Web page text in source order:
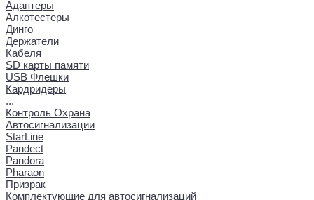
Адаптеры
Алкотестеры
Динго
Держатели
Кабеля
SD карты памяти
USB Флешки
Кардридеры
...
Контроль Охрана
Автосигнализации
StarLine
Pandect
Pandora
Pharaon
Призрак
Комплектующие для автосигнализаций